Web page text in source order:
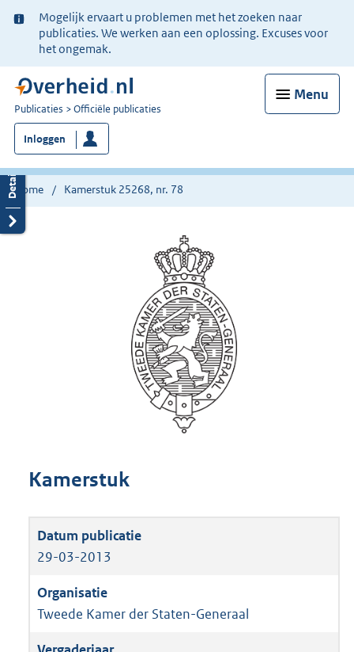
Ter
informatie:
Mogelijk ervaart u problemen met het zoeken naar
publicaties. We werken aan een oplossing. Excuses voor
het ongemak.
Menu
U
bent
nu
hier:
Publicaties Officiële publicaties
Inloggen
Home Kamerstuk 25268, nr. 78
Kamerstuk
29-03-2013
Tweede Kamer der Staten-Generaal